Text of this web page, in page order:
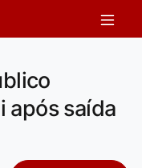
após saída